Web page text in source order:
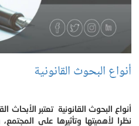
أنواع البحوث القانونية
أنواع البحوث القانونية تعتبر الأبحاث
نظرا لأهميتها وتأثيرها على